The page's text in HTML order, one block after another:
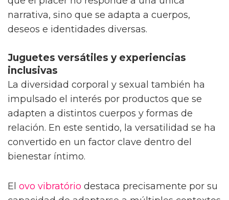
narrativa, sino que se adapta a cuerpos,
deseos e identidades diversas.
Juguetes versátiles y experiencias
inclusivas
La diversidad corporal y sexual también ha
impulsado el interés por productos que se
adapten a distintos cuerpos y formas de
relación. En este sentido, la versatilidad se ha
convertido en un factor clave dentro del
bienestar íntimo.
El ovo vibratório destaca precisamente por su